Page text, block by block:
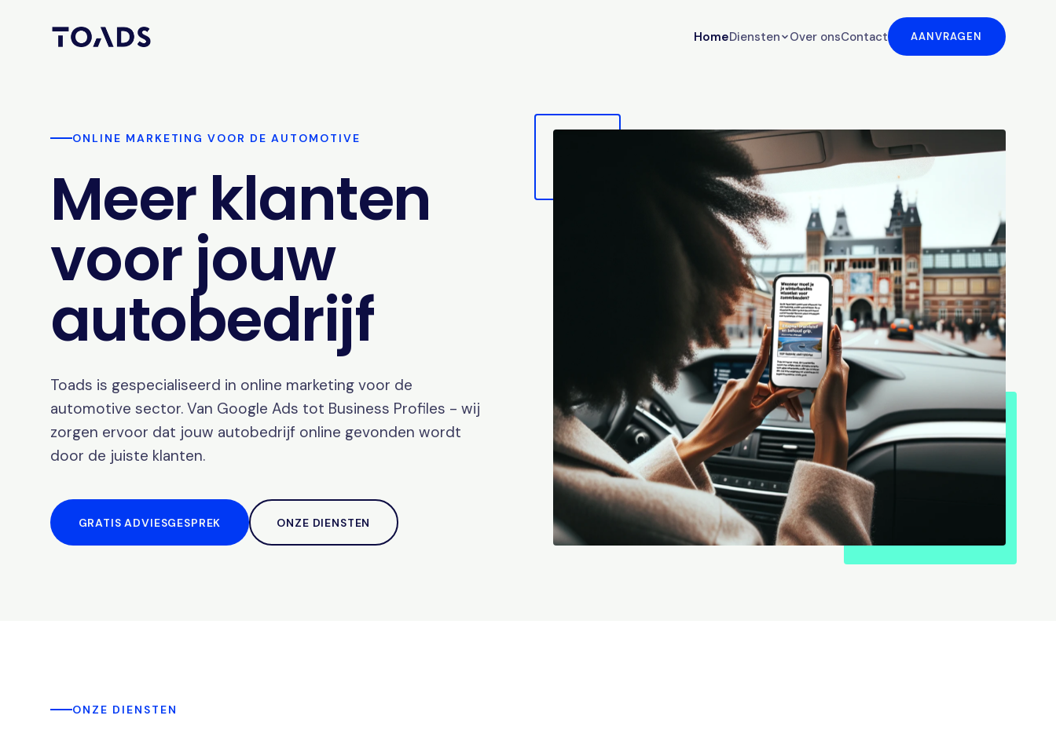
HomeDiensten Over onsContact AANVRAGEN
ONLINE MARKETING VOOR DE AUTOMOTIVE
Meer klanten
voor jouw
autobedrijf
Toads is gespecialiseerd in online marketing voor de
automotive sector. Van Google Ads tot Business Profiles - wij
zorgen ervoor dat jouw autobedrijf online gevonden wordt
door de juiste klanten.
GRATIS ADVIESGESPREK ONZE DIENSTEN
ONZE DIENSTEN